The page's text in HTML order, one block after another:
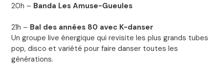
20h – Banda Les Amuse-Gueules
21h – Bal des années 80 avec K-danser
Un groupe live énergique qui revisite les plus grands tubes
pop, disco et variété pour faire danser toutes les
générations.